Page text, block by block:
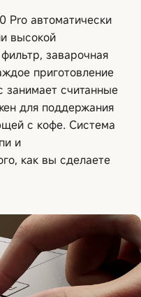
Pro автоматически
высокой
заварочная
приготовление
занимает считанные
для поддержания
с кофе. Система
и
как вы сделаете